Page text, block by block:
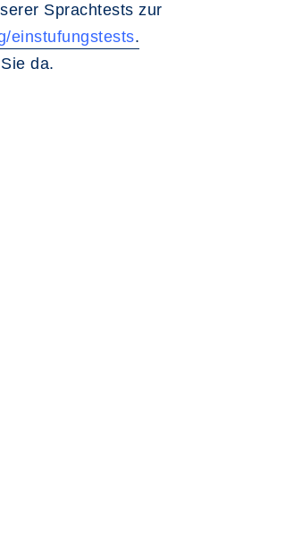
Sprachtests zur
einstufungstests.
da.